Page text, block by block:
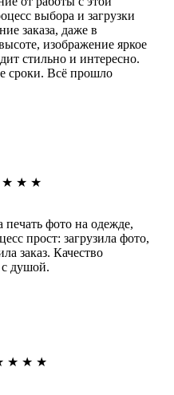
выбора и загрузки
заказа, даже в
изображение яркое
стильно и интересно.
сроки. Всё прошло
★ ★ ★
печать фото на одежде,
прост: загрузила фото,
заказ. Качество
с душой.
★ ★ ★